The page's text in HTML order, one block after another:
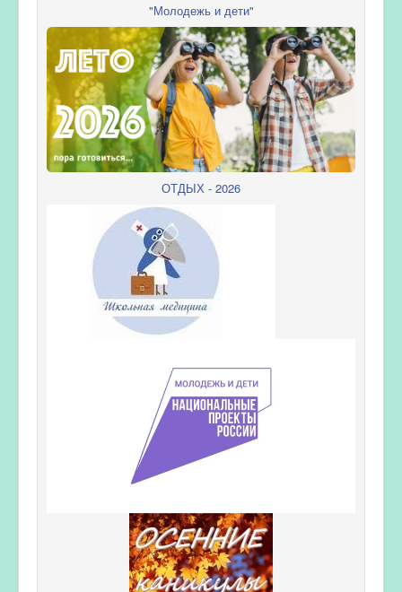
"Молодежь и дети"
ОТДЫХ - 2026